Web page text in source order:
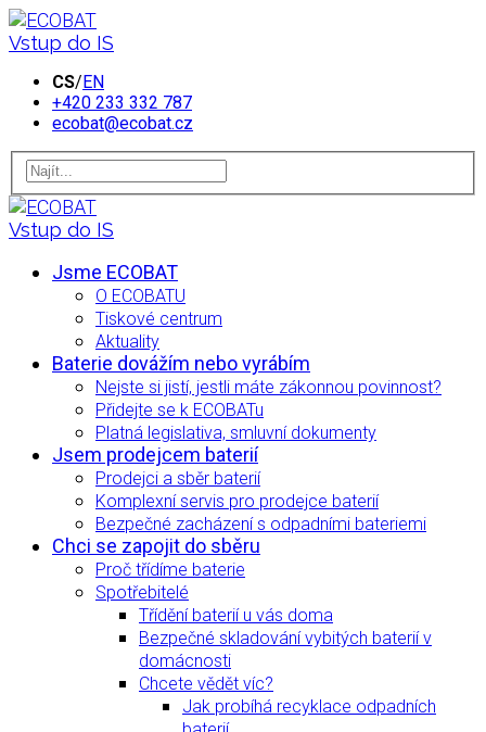
Vstup do IS
CS/EN
+420 233 332 787
ecobat@ecobat.cz
Vstup do IS
Jsme ECOBAT
O ECOBATU
Tiskové centrum
Aktuality
Baterie dovážím nebo vyrábím
Nejste si jistí, jestli máte zákonnou povinnost?
Přidejte se k ECOBATu
Platná legislativa, smluvní dokumenty
Jsem prodejcem baterií
Prodejci a sběr baterií
Komplexní servis pro prodejce baterií
Bezpečné zacházení s odpadními bateriemi
Chci se zapojit do sběru
Proč třídíme baterie
Spotřebitelé
Třídění baterií u vás doma
Bezpečné skladování vybitých baterií v
domácnosti
Chcete vědět víc?
Jak probíhá recyklace odpadních